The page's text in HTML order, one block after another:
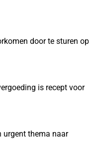
door te sturen op
is recept voor
urgent thema naar